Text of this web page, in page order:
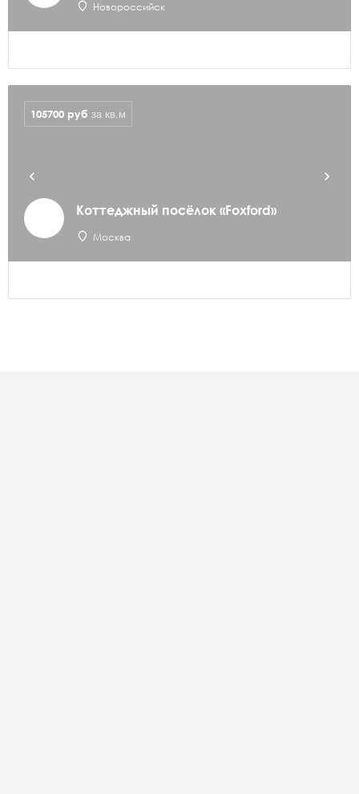
Новороссийск
Коттеджный посёлок «Foxford»
Москва
105700 руб за кв.м